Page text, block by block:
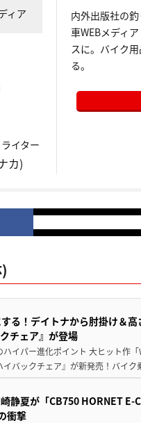
ィア
イター
カ)
内外出版社の
車WEBメディ
スに。バイク
る。
る！デイトナから肘掛け＆
チェア』が登場
イパー進化ポイント 大ヒット作
イバックチェア』が新発売！バイ
崎静夏が「CB750 HORNET
衝撃